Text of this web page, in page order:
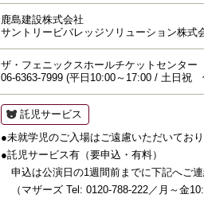
鹿島建設株式会社
サントリービバレッジソリューション株式
ザ・フェニックスホールチケットセンター
06-6363-7999 (平日10:00～17:00 / 土日祝
託児サービス
●未就学児のご入場はご遠慮いただいてお
●託児サービス有（要申込・有料）
申込は公演日の1週間前までに下記へご
（マザーズ Tel: 0120-788-222／月～金